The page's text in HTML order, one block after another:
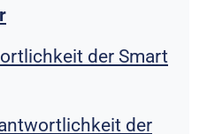
der Smart
der